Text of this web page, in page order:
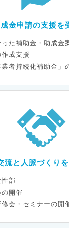
金申請の支援を
った補助金・助成金
成支援
業者持続化補助金」
流と人脈づくり
部
開催
会・セミナーの開